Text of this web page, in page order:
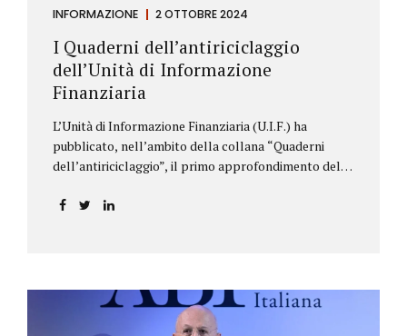
INFORMAZIONE 2 OTTOBRE 2024
I Quaderni dell’antiriciclaggio
dell’Unità di Informazione
Finanziaria
L’Unità di Informazione Finanziaria (U.I.F.) ha
pubblicato, nell’ambito della collana “Quaderni
dell’antiriciclaggio”, il primo approfondimento del
aggiornamenti della normativa e della
riguardano le novità nella disciplina internazionale e
nazionale, e forniscono informazioni su
eventuali consultazioni pubbliche e su pronunce di